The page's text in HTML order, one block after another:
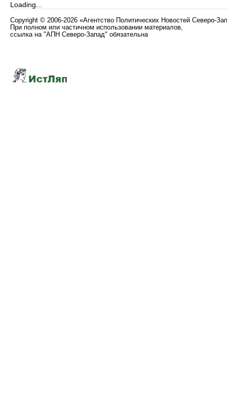
Loading...
Copyright © 2006-2026 «Агентство Политических Новостей Северо-
При полном или частичном использовании материалов,
ссылка на "АПН Северо-Запад" обязательна